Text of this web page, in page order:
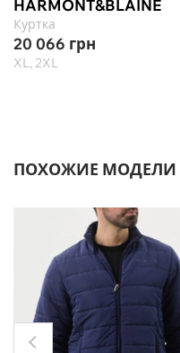
HARMONT&BLAINE
Куртка
20 066 грн
XL, 2XL
ПОХОЖИЕ МОДЕЛИ